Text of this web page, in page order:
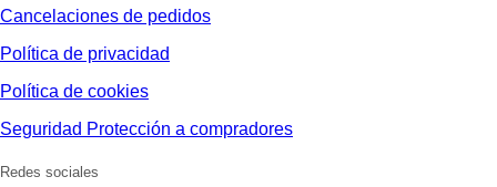
Cancelaciones de pedidos
Política de privacidad
Política de cookies
Seguridad Protección a compradores
Redes sociales